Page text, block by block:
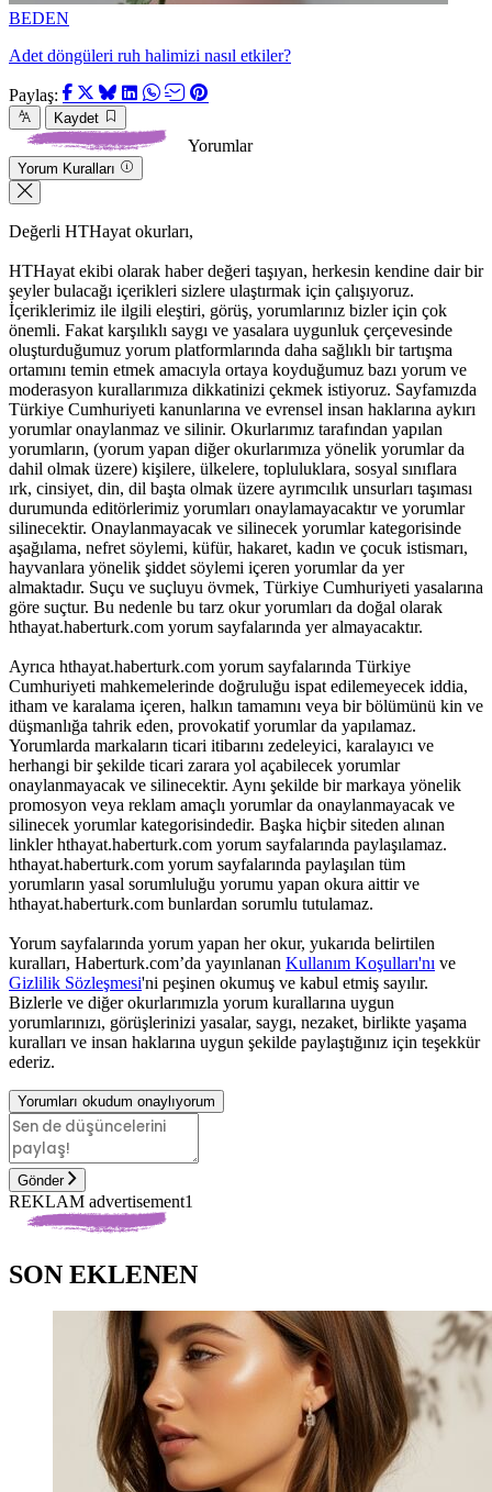
BEDEN
Adet döngüleri ruh halimizi nasıl etkiler?
Paylaş:
Kaydet
Yorumlar
Yorum Kuralları
Değerli HTHayat okurları,
HTHayat ekibi olarak haber değeri taşıyan, herkesin kendine dair bir
şeyler bulacağı içerikleri sizlere ulaştırmak için çalışıyoruz.
İçeriklerimiz ile ilgili eleştiri, görüş, yorumlarınız bizler için çok
önemli. Fakat karşılıklı saygı ve yasalara uygunluk çerçevesinde
oluşturduğumuz yorum platformlarında daha sağlıklı bir tartışma
ortamını temin etmek amacıyla ortaya koyduğumuz bazı yorum ve
moderasyon kurallarımıza dikkatinizi çekmek istiyoruz. Sayfamızda
Türkiye Cumhuriyeti kanunlarına ve evrensel insan haklarına aykırı
yorumlar onaylanmaz ve silinir. Okurlarımız tarafından yapılan
yorumların, (yorum yapan diğer okurlarımıza yönelik yorumlar da
dahil olmak üzere) kişilere, ülkelere, topluluklara, sosyal sınıflara
ırk, cinsiyet, din, dil başta olmak üzere ayrımcılık unsurları taşıması
durumunda editörlerimiz yorumları onaylamayacaktır ve yorumlar
silinecektir. Onaylanmayacak ve silinecek yorumlar kategorisinde
aşağılama, nefret söylemi, küfür, hakaret, kadın ve çocuk istismarı,
hayvanlara yönelik şiddet söylemi içeren yorumlar da yer
almaktadır. Suçu ve suçluyu övmek, Türkiye Cumhuriyeti yasalarına
göre suçtur. Bu nedenle bu tarz okur yorumları da doğal olarak
hthayat.haberturk.com yorum sayfalarında yer almayacaktır.
Ayrıca hthayat.haberturk.com yorum sayfalarında Türkiye
Cumhuriyeti mahkemelerinde doğruluğu ispat edilemeyecek iddia,
itham ve karalama içeren, halkın tamamını veya bir bölümünü kin ve
düşmanlığa tahrik eden, provokatif yorumlar da yapılamaz.
Yorumlarda markaların ticari itibarını zedeleyici, karalayıcı ve
herhangi bir şekilde ticari zarara yol açabilecek yorumlar
onaylanmayacak ve silinecektir. Aynı şekilde bir markaya yönelik
promosyon veya reklam amaçlı yorumlar da onaylanmayacak ve
silinecek yorumlar kategorisindedir. Başka hiçbir siteden alınan
linkler hthayat.haberturk.com yorum sayfalarında paylaşılamaz.
hthayat.haberturk.com yorum sayfalarında paylaşılan tüm
yorumların yasal sorumluluğu yorumu yapan okura aittir ve
hthayat.haberturk.com bunlardan sorumlu tutulamaz.
Yorum sayfalarında yorum yapan her okur, yukarıda belirtilen
kuralları, Haberturk.com’da yayınlanan Kullanım Koşulları'nı ve
Gizlilik Sözleşmesi'ni peşinen okumuş ve kabul etmiş sayılır.
Bizlerle ve diğer okurlarımızla yorum kurallarına uygun
yorumlarınızı, görüşlerinizi yasalar, saygı, nezaket, birlikte yaşama
kuralları ve insan haklarına uygun şekilde paylaştığınız için teşekkür
ederiz.
Yorumları okudum onaylıyorum
Gönder
REKLAM advertisement1
SON EKLENEN